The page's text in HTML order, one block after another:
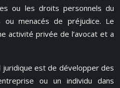
ou les droits personnels du
menacés de préjudice. Le
activité privée de l’avocat et a
juridique est de développer des
ou un individu dans